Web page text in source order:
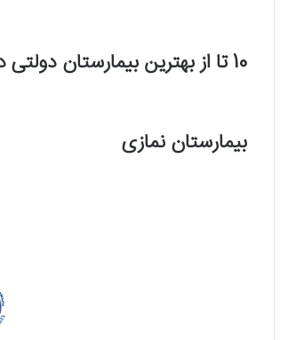
10 تا از بهترین بیمارستان دولتی در شیراز را بشناسید !
بیمارستان نمازی